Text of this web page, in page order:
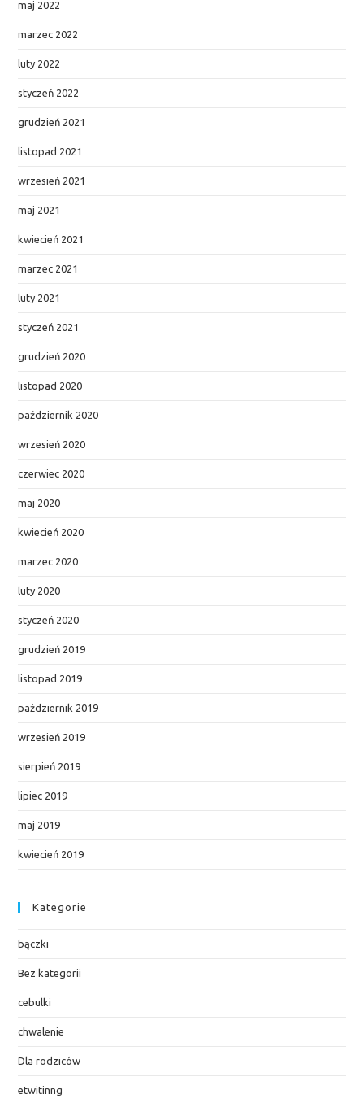
maj 2022
marzec 2022
luty 2022
styczeń 2022
grudzień 2021
listopad 2021
wrzesień 2021
maj 2021
kwiecień 2021
marzec 2021
luty 2021
styczeń 2021
grudzień 2020
listopad 2020
październik 2020
wrzesień 2020
czerwiec 2020
maj 2020
kwiecień 2020
marzec 2020
luty 2020
styczeń 2020
grudzień 2019
listopad 2019
październik 2019
wrzesień 2019
sierpień 2019
lipiec 2019
maj 2019
kwiecień 2019
Kategorie
bączki
Bez kategorii
cebulki
chwalenie
Dla rodziców
etwitinng